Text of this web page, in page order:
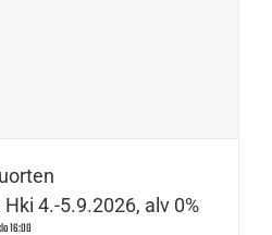
4.-5.9.2026, alv 0%
16:00